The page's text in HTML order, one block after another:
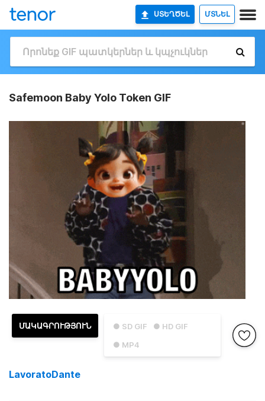
ՍՏԵՂԾԵԼ ՄՏՆԵԼ
Safemoon Baby Yolo Token GIF
● SD GIF
● HD GIF
● MP4
ՄԱԿԱԳՐՈՒԹՅՈՒՆ
LavoratoDante